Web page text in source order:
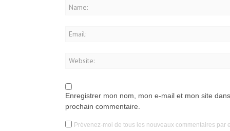
Enregistrer mon nom, mon e-mail et mon site
prochain commentaire.
Prévenez-moi de tous les nouveaux commentaires par